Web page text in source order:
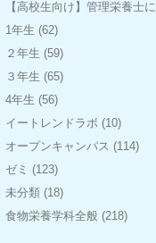
【高校生向け】管理栄養士
1年生 (62)
２年生 (59)
３年生 (65)
4年生 (56)
イートレンドラボ (10)
オープンキャンパス (114)
ゼミ (123)
未分類 (18)
食物栄養学科全般 (218)